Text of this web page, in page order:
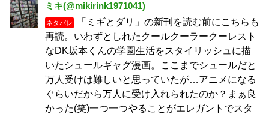
ミキ(@mikirink1971041)
ネタバレ
「ミギとダリ」の新刊を読む前にこちらも
再読。いわずとしれたクールクーラークーレスト
なDK坂本くんの学園生活をスタイリッシュに描
いたシュールギャグ漫画。ここまでシュールだと
万人受けは難しいと思っていたが…アニメになる
ぐらいだから万人に受け入れられたのか？まぁ良
かった(笑)一つ一つやることがエレガントでスタ